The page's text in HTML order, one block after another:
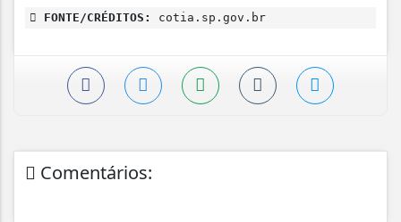
FONTE/CRÉDITOS: cotia.sp.gov.br
Comentários: